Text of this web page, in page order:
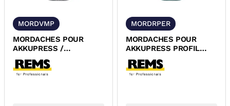
MORDVMP
MORDACHES POUR
AKKUPRESS /
POWERPRESS PROFIL
VMP REMS
MORDRPER
MORDACHES POUR
AKKUPRESS PROFIL
RFz/CO